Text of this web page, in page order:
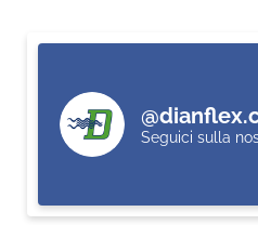
Seguici sulla